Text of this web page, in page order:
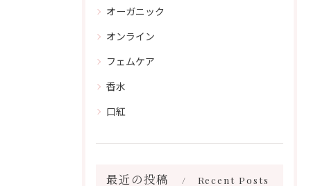
オーガニック
オンライン
フェムケア
香水
口紅
最近の投稿 Recent Posts